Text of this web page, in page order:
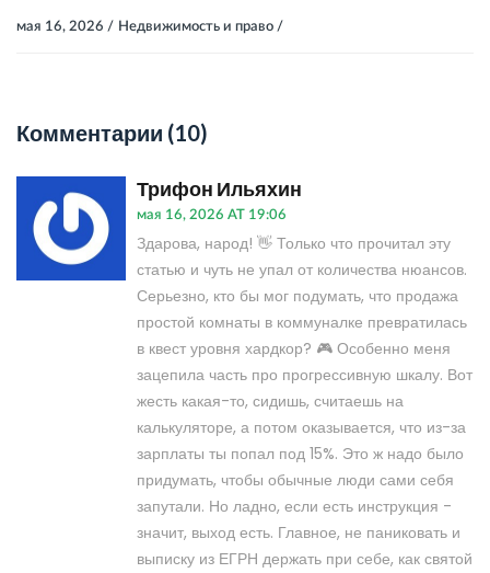
мая 16, 2026 / Недвижимость и право /
Комментарии (10)
Трифон Ильяхин
мая 16, 2026 AT 19:06
Здарова, народ! 👋 Только что прочитал эту
статью и чуть не упал от количества нюансов.
Серьезно, кто бы мог подумать, что продажа
простой комнаты в коммуналке превратилась
в квест уровня хардкор? 🎮 Особенно меня
зацепила часть про прогрессивную шкалу. Вот
жесть какая-то, сидишь, считаешь на
калькуляторе, а потом оказывается, что из-за
зарплаты ты попал под 15%. Это ж надо было
придумать, чтобы обычные люди сами себя
запутали. Но ладно, если есть инструкция -
значит, выход есть. Главное, не паниковать и
выписку из ЕГРН держать при себе, как святой